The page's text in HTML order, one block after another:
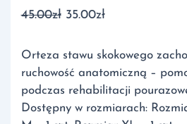
45.00zł Pierwotna
wynosiła:
45.00zł.
35.00złAktualna
wynosi:
35.00zł.
Orteza stawu skokowego
ruchowość anatomiczną –
podczas rehabilitacji
Dostępny w rozmiarach: